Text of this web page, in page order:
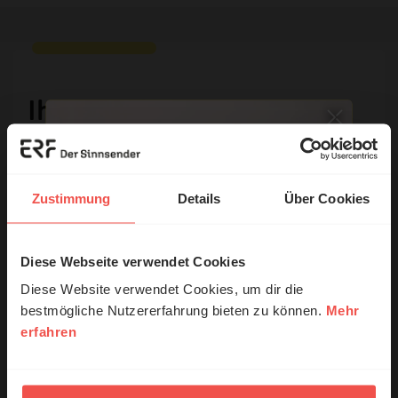
Zustimmung Details Über Cookies
Diese Webseite verwendet Cookies
Diese Website verwendet Cookies, um dir die
bestmögliche Nutzererfahrung bieten zu können. Mehr
erfahren
Ihr Kommentar
Die E-Mail-Adresse wird nicht veröffentlicht.
Kommentar:
© Ruth Schneider / ERF